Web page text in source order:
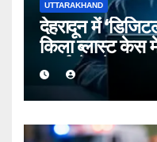
UTTARAKHAND
देहरादून में
किला ब्लास्ट केस
बुजुर्ग से ठगे ₹13 लाख